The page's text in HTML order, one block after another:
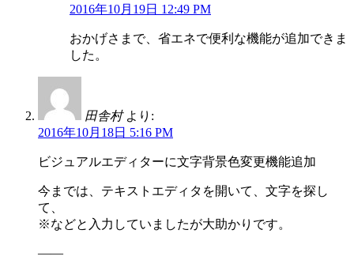
2016年10月19日 12:49 PM
おかげさまで、省エネで便利な機能が追加できま
した。
田舎村 より:
2016年10月18日 5:16 PM
ビジュアルエディターに文字背景色変更機能追加
今までは、テキストエディタを開いて、文字を探し
て、
※などと入力していましたが大助かりです。
——